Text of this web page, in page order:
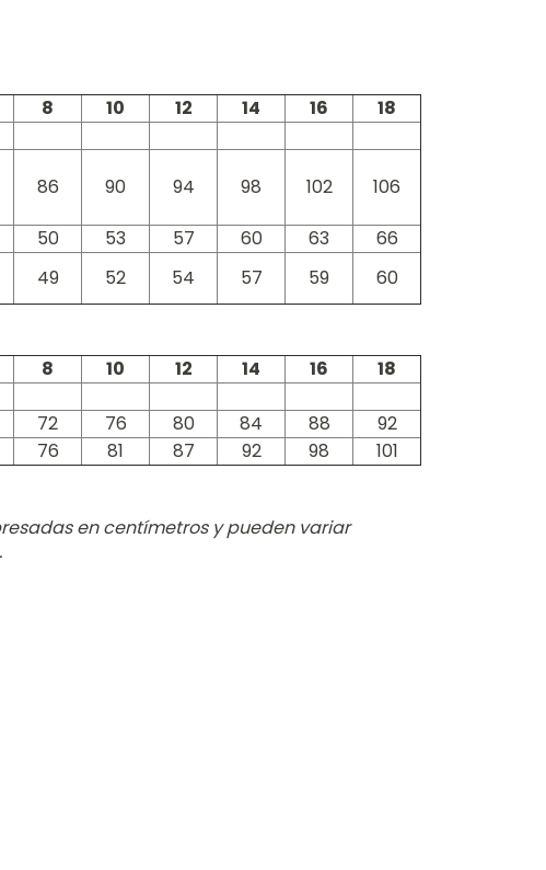
8 10 12 14 16
18
86 90 94 98 102 106
50 53 57 60 63
66
49 52 54 57 59 60
8 10 12 14 16
18
72 76 80 84 88
92
76 81 87 92 98 101
en centímetros y pueden variar